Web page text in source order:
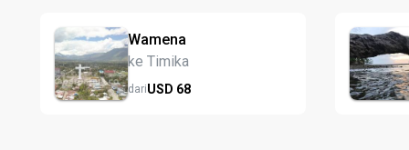
Wamena
ke Timika
dariUSD 68